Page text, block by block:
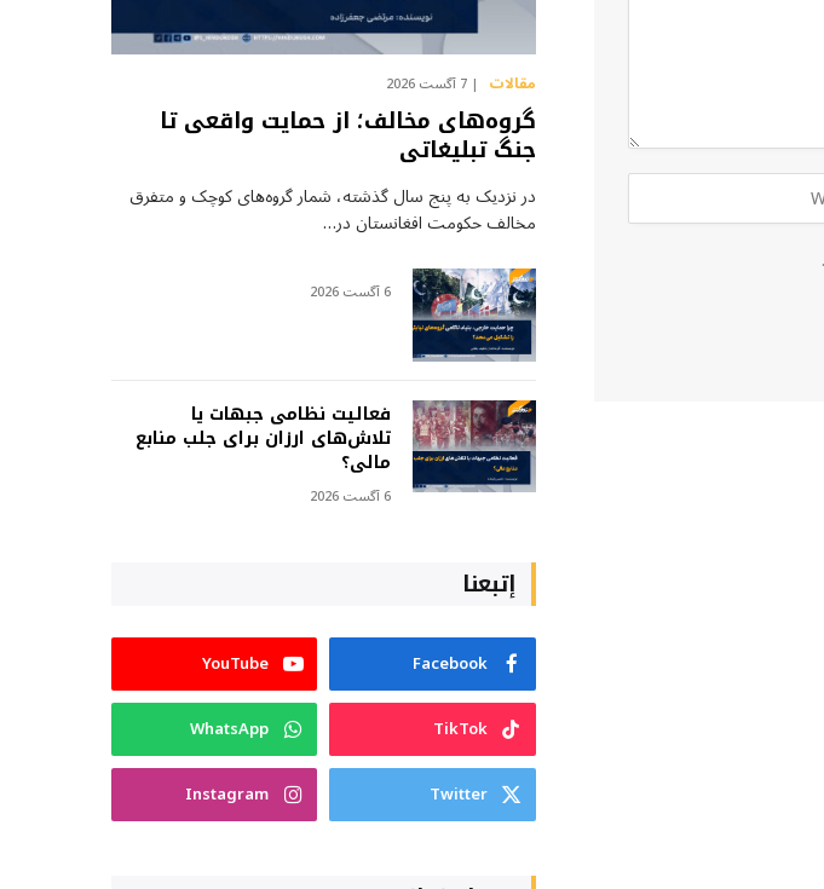
مقالات 7 آگست 2026
گروه‌های مخالف؛ از حمایت واقعی تا
جنگ تبلیغاتی
در نزدیک به پنج سال گذشته، شمار گروه‌های کوچک و متفرق
مخالف حکومت افغانستان در…
6 آگست 2026
فعالیت نظامی جبهات یا
تلاش‌های ارزان برای جلب منابع
مالی؟
6 آگست 2026
إتبعنا
Facebook
YouTube
TikTok
WhatsApp
Twitter
Instagram